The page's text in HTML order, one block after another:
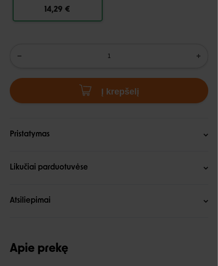
14,29 €
Į krepšelį
Pristatymas
Likučiai parduotuvėse
Atsiliepimai
Apie prekę